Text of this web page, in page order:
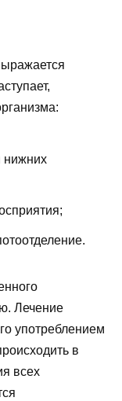
нижних
Лечение
употреблением
в
всех